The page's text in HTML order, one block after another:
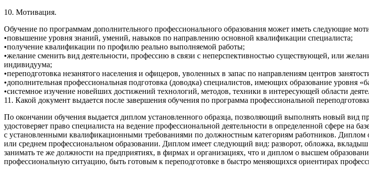
10. Мотивация.
Обучение по программам дополнительного профессионального образования может иметь следующие
•повышение уровня знаний, умений, навыков по направлению основной квалификации специалиста;
•получение квалификации по профилю реально выполняемой работы;
•желание сменить вид деятельности, профессию в связи с неперспективностью существующей, или
индивидуума;
•переподготовка незанятого населения и офицеров, уволенных в запас по направлениям центров
•дополнительная профессиональная подготовка (доводка) специалистов, имеющих образование уровня
•системное изучение новейших достижений технологий, методов, техники в интересующей области
11. Какой документ выдается после завершения обучения по программа профессиональной
По окончании обучения выдается диплом установленного образца, позволяющий выполнять новый вид
удостоверяет право специалиста на ведение профессиональной деятельности в определенной сфере на
с установленными квалификационными требованиями по должностным категориям работников. Диплом
или среднем профессиональном образовании. Диплом имеет следующий вид: разворот, обложка,
занимать те же должности на предприятиях, в фирмах и организациях, что и диплом о высшем
профессиональную ситуацию, быть готовым к переподготовке в быстро меняющихся ориентирах